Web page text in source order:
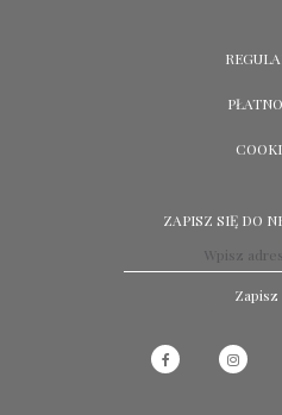
ZAPISZ SIĘ DO
Zapisz